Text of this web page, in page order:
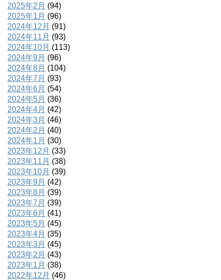
2025年2月 (94)
2025年1月 (96)
2024年12月 (91)
2024年11月 (93)
2024年10月 (113)
2024年9月 (96)
2024年8月 (104)
2024年7月 (93)
2024年6月 (54)
2024年5月 (36)
2024年4月 (42)
2024年3月 (46)
2024年2月 (40)
2024年1月 (30)
2023年12月 (33)
2023年11月 (38)
2023年10月 (39)
2023年9月 (42)
2023年8月 (39)
2023年7月 (39)
2023年6月 (41)
2023年5月 (45)
2023年4月 (35)
2023年3月 (45)
2023年2月 (43)
2023年1月 (38)
2022年12月 (46)